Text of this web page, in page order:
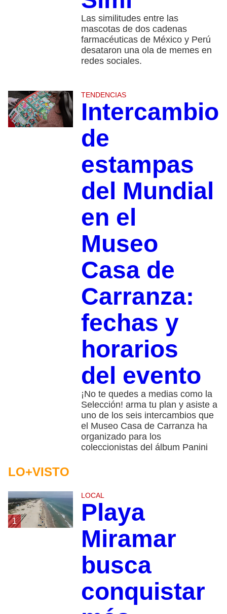
Las similitudes entre las
mascotas de dos cadenas
farmacéuticas de México y Perú
desataron una ola de memes en
redes sociales.
TENDENCIAS
Intercambio
de
estampas
del Mundial
en el
Museo
Casa de
Carranza:
fechas y
horarios
del evento
¡No te quedes a medias como la
Selección! arma tu plan y asiste a
uno de los seis intercambios que
el Museo Casa de Carranza ha
organizado para los
coleccionistas del álbum Panini
LO+VISTO
1
LOCAL
Playa
Miramar
busca
conquistar